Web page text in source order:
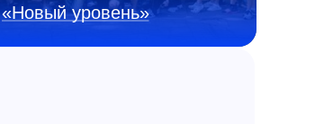
«Новый уровень»